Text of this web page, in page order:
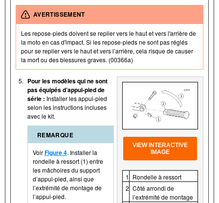
AVERTISSEMENT
Les repose-pieds doivent se replier vers le haut et vers l'arrière de
la moto en cas d'impact. Si les repose-pieds ne sont pas réglés
pour se replier vers le haut et vers l’arrière, cela risque de causer
la mort ou des blessures graves. (00366a)
5. Pour les modèles qui ne sont
pas équipés d’appui-pied de
série : Installer les appui-pied
selon les instructions incluses
avec le kit.
REMARQUE
VoirFigure 4. Installer la
rondelle à ressort (1) entre
les mâchoires du support
d’appui-pied, ainsi que
l’extrémité de montage de
l’appui-pied.
VIEW INTERACTIVE
IMAGE
1 Rondelle à ressort
2 Côté arrondi de
l’extrémité de montage